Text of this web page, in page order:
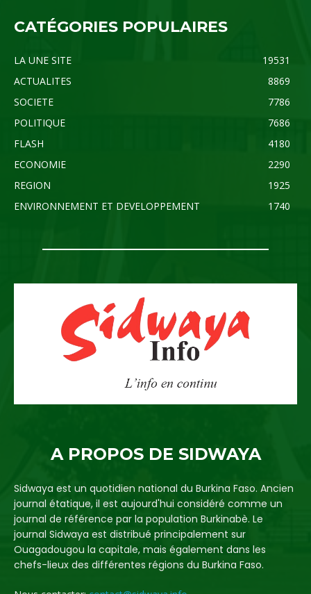
CATÉGORIES POPULAIRES
LA UNE SITE
19531
ACTUALITES
8869
SOCIETE
7786
POLITIQUE
7686
FLASH
4180
ECONOMIE
2290
REGION
1925
ENVIRONNEMENT ET DEVELOPPEMENT
1740
A PROPOS DE SIDWAYA
Sidwaya est un quotidien national du Burkina Faso. Ancien
journal étatique, il est aujourd'hui considéré comme un
journal de référence par la population Burkinabè. Le
journal Sidwaya est distribué principalement sur
Ouagadougou la capitale, mais également dans les
chefs-lieux des différentes régions du Burkina Faso.